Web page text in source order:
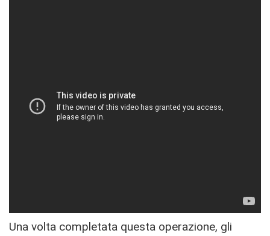
Una volta completata questa operazione, gli